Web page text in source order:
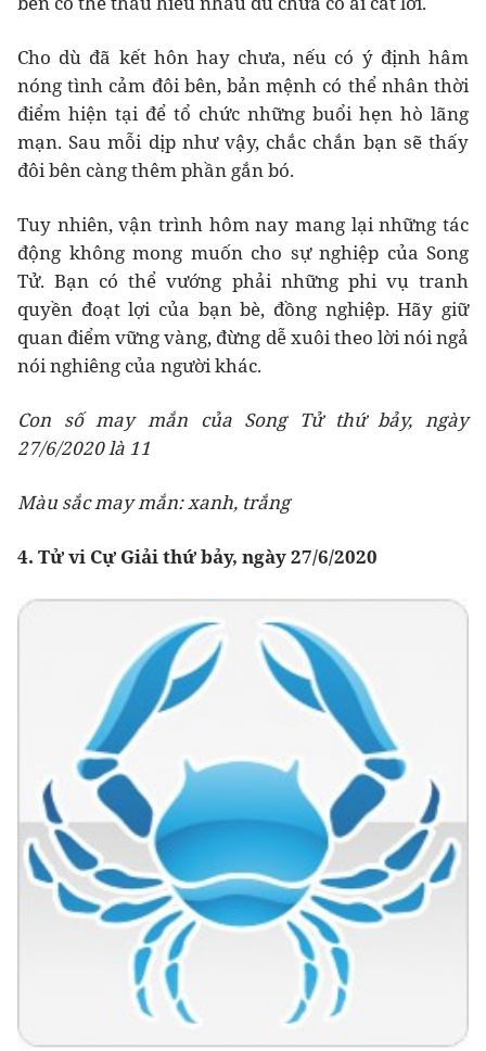
Cho dù đã kết hôn hay chưa, nếu có ý định hâm
nóng tình cảm đôi bên, bản mệnh có thể nhân thời
điểm hiện tại để tổ chức những buổi hẹn hò lãng
mạn. Sau mỗi dịp như vậy, chắc chắn bạn sẽ thấy
đôi bên càng thêm phần gắn bó.
Tuy nhiên, vận trình hôm nay mang lại những tác
động không mong muốn cho sự nghiệp của Song
Tử. Bạn có thể vướng phải những phi vụ tranh
quyền đoạt lợi của bạn bè, đồng nghiệp. Hãy giữ
quan điểm vững vàng, đừng dễ xuôi theo lời nói ngả
nói nghiêng của người khác.
Con số may mắn của Song Tử thứ bảy, ngày
27/6/2020 là 11
Màu sắc may mắn: xanh, trắng
4. Tử vi Cự Giải thứ bảy, ngày 27/6/2020